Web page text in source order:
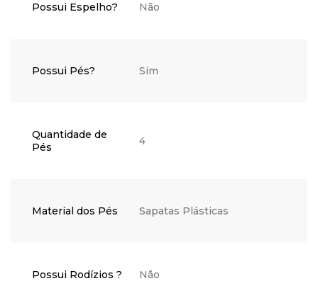
Possui Espelho? Não
Possui Pés? Sim
Quantidade de
Pés
4
Material dos Pés Sapatas Plásticas
Possui Rodízios ? Não